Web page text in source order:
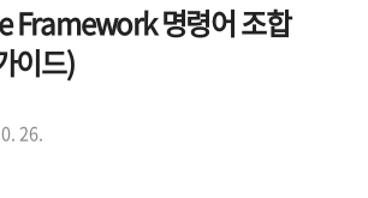
Framework 명령어 조합
이드)
26.